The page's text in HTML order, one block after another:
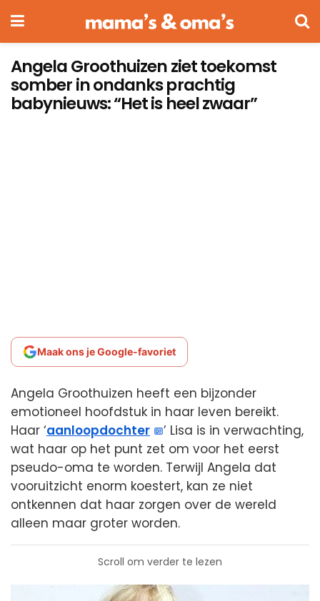
Angela Groothuizen ziet toekomst
somber in ondanks prachtig
babynieuws: “Het is heel zwaar”
Maak ons je Google-favoriet
Angela Groothuizen heeft een bijzonder
emotioneel hoofdstuk in haar leven bereikt.
Haar ‘aanloopdochter
’ Lisa is in verwachting,
wat haar op het punt zet om voor het eerst
pseudo-oma te worden. Terwijl Angela dat
vooruitzicht enorm koestert, kan ze niet
ontkennen dat haar zorgen over de wereld
alleen maar groter worden.
Scroll om verder te lezen